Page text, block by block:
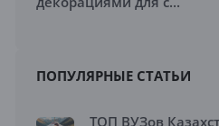
ПОПУЛЯРНЫЕ СТАТЬИ
ТОП ВУЗов